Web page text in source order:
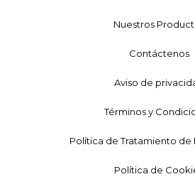
Nuestros
Contáctenos
Aviso de
Términos y
Política de Tratamiento de
Política de